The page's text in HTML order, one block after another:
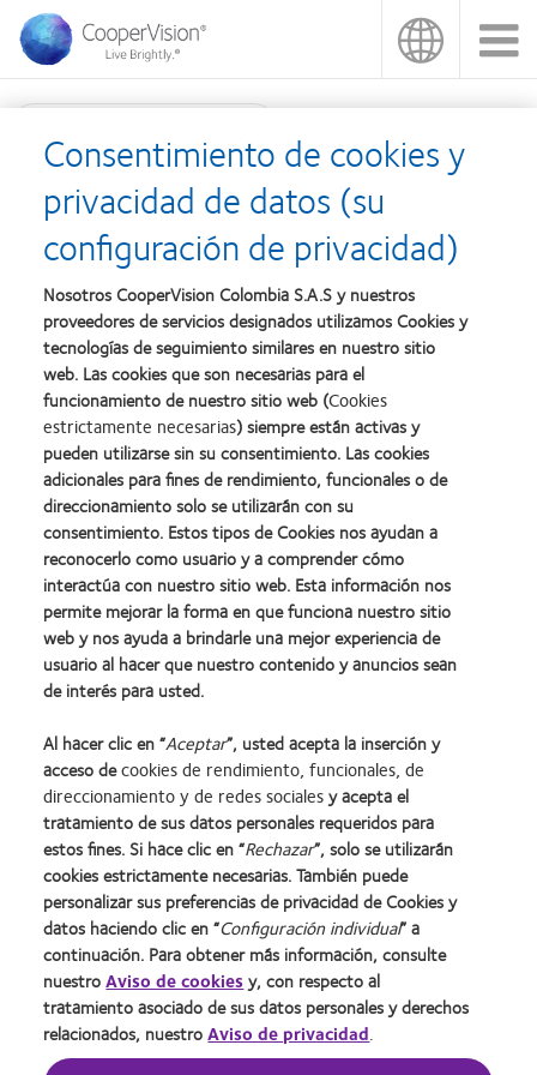
Pasar
contenido
principal
Additional products
Inicio
Nuestra empresa
Nuestros productos
Política de privacidad
Condiciones del servicio
Web del usuario
Colombia
Part ofCooperCompanies
Consentimiento de cookies y
privacidad de datos (su
configuración de privacidad)
Nosotros CooperVision Colombia S.A.S y nuestros
proveedores de servicios designados utilizamos Cookies y
tecnologías de seguimiento similares en nuestro sitio
web. Las cookies que son necesarias para el
funcionamiento de nuestro sitio web (Cookies
estrictamente necesarias) siempre están activas y
pueden utilizarse sin su consentimiento. Las cookies
adicionales para fines de rendimiento, funcionales o de
direccionamiento solo se utilizarán con su
consentimiento. Estos tipos de Cookies nos ayudan a
reconocerlo como usuario y a comprender cómo
interactúa con nuestro sitio web. Esta información nos
permite mejorar la forma en que funciona nuestro sitio
web y nos ayuda a brindarle una mejor experiencia de
usuario al hacer que nuestro contenido y anuncios sean
de interés para usted.
Al hacer clic en “Aceptar”, usted acepta la inserción y
acceso decookies de rendimiento, funcionales, de
direccionamiento y de redes socialesy acepta el
tratamiento de sus datos personales requeridos para
estos fines. Si hace clic en “Rechazar”, solo se utilizarán
cookies estrictamente necesarias. También puede
personalizar sus preferencias de privacidad de Cookies y
datos haciendo clic en “Configuración individual” a
continuación. Para obtener más información, consulte
nuestroAviso de cookiesy, con respecto al
tratamiento asociado de sus datos personales y derechos
relacionados, nuestroAviso de privacidad.